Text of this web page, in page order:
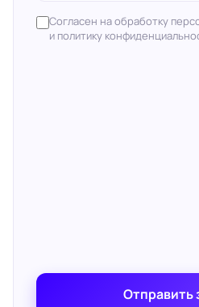
Согласен на обработку
и политику
Отправить